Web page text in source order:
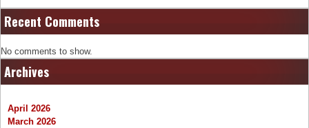
Recent Comments
No comments to show.
Archives
April 2026
March 2026